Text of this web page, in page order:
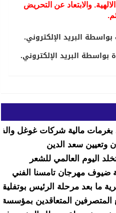
والابتعاد عن التحريض
البريد الإلكتروني.
بواسطة البريد الإلكتروني.
بغرمات مالية شركات غوغل
وتعيين سعد الدين
اليوم العالمي للشعر
ضيوف مهرجان تامسنا الفني
ما بعد مرحلة الرئيس بوتفليقة
المتعاقدين بمؤسسة